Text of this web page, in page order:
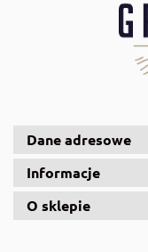
Dane adresowe
Informacje
O sklepie